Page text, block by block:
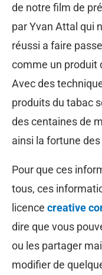
de notre film de
par Yvan Attal qui
réussi a faire
comme un produit
Avec des
produits du tabac
des centaines de
ainsi la fortune
Pour que ces
tous, ces
licence creative
dire que vous
ou les partager
modifier de